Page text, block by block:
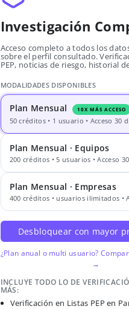
Investigación
Acceso completo a todos los
sobre el perfil consultado.
PEP, noticias de riesgo, historial
MODALIDADES DISPONIBLES
Plan Mensual 10X MÁS ACCESO
50 créditos • 1 usuario • Acceso 30
Plan Mensual · Equipos
200 créditos • 5 usuarios • Acceso
Plan Mensual · Empresas
400 créditos • usuarios ilimitados •
Desbloquear con mayor
¿Plan anual o multi usuario?
→
INCLUYE TODO LO DE
MÁS:
Verificación en Listas PEP en